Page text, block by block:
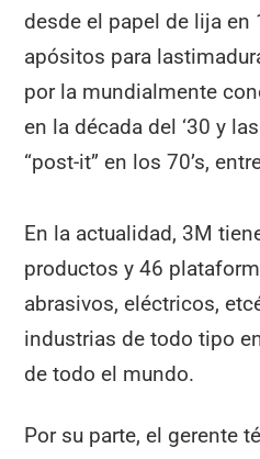
desde el papel de lija en
apósitos para
por la mundialmente
en la década del ‘30 y
“post-it” en los 70’s,
En la actualidad, 3M
productos y 46
abrasivos, eléctricos,
industrias de todo tipo
de todo el mundo.
Por su parte, el gerente